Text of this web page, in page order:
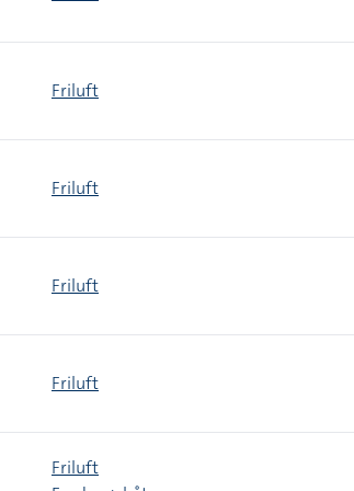
Friluft
Friluft
Friluft
Friluft
Friluft